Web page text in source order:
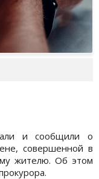
и сообщили о
совершенной в
жителю. Об этом